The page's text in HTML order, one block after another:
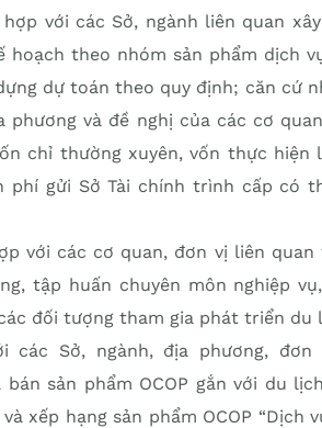
với các Sở, ngành liên quan
hoạch theo nhóm sản phẩm dịch
dự toán theo quy định; căn cứ
phương và đề nghị của các cơ
chỉ thường xuyên, vốn thực
phí gửi Sở Tài chính trình cấp có
với các cơ quan, đơn vị liên
tập huấn chuyên môn nghiệp
đối tượng tham gia phát triển du
các Sở, ngành, địa phương,
sản phẩm OCOP gắn với du
xếp hạng sản phẩm OCOP “Dịch